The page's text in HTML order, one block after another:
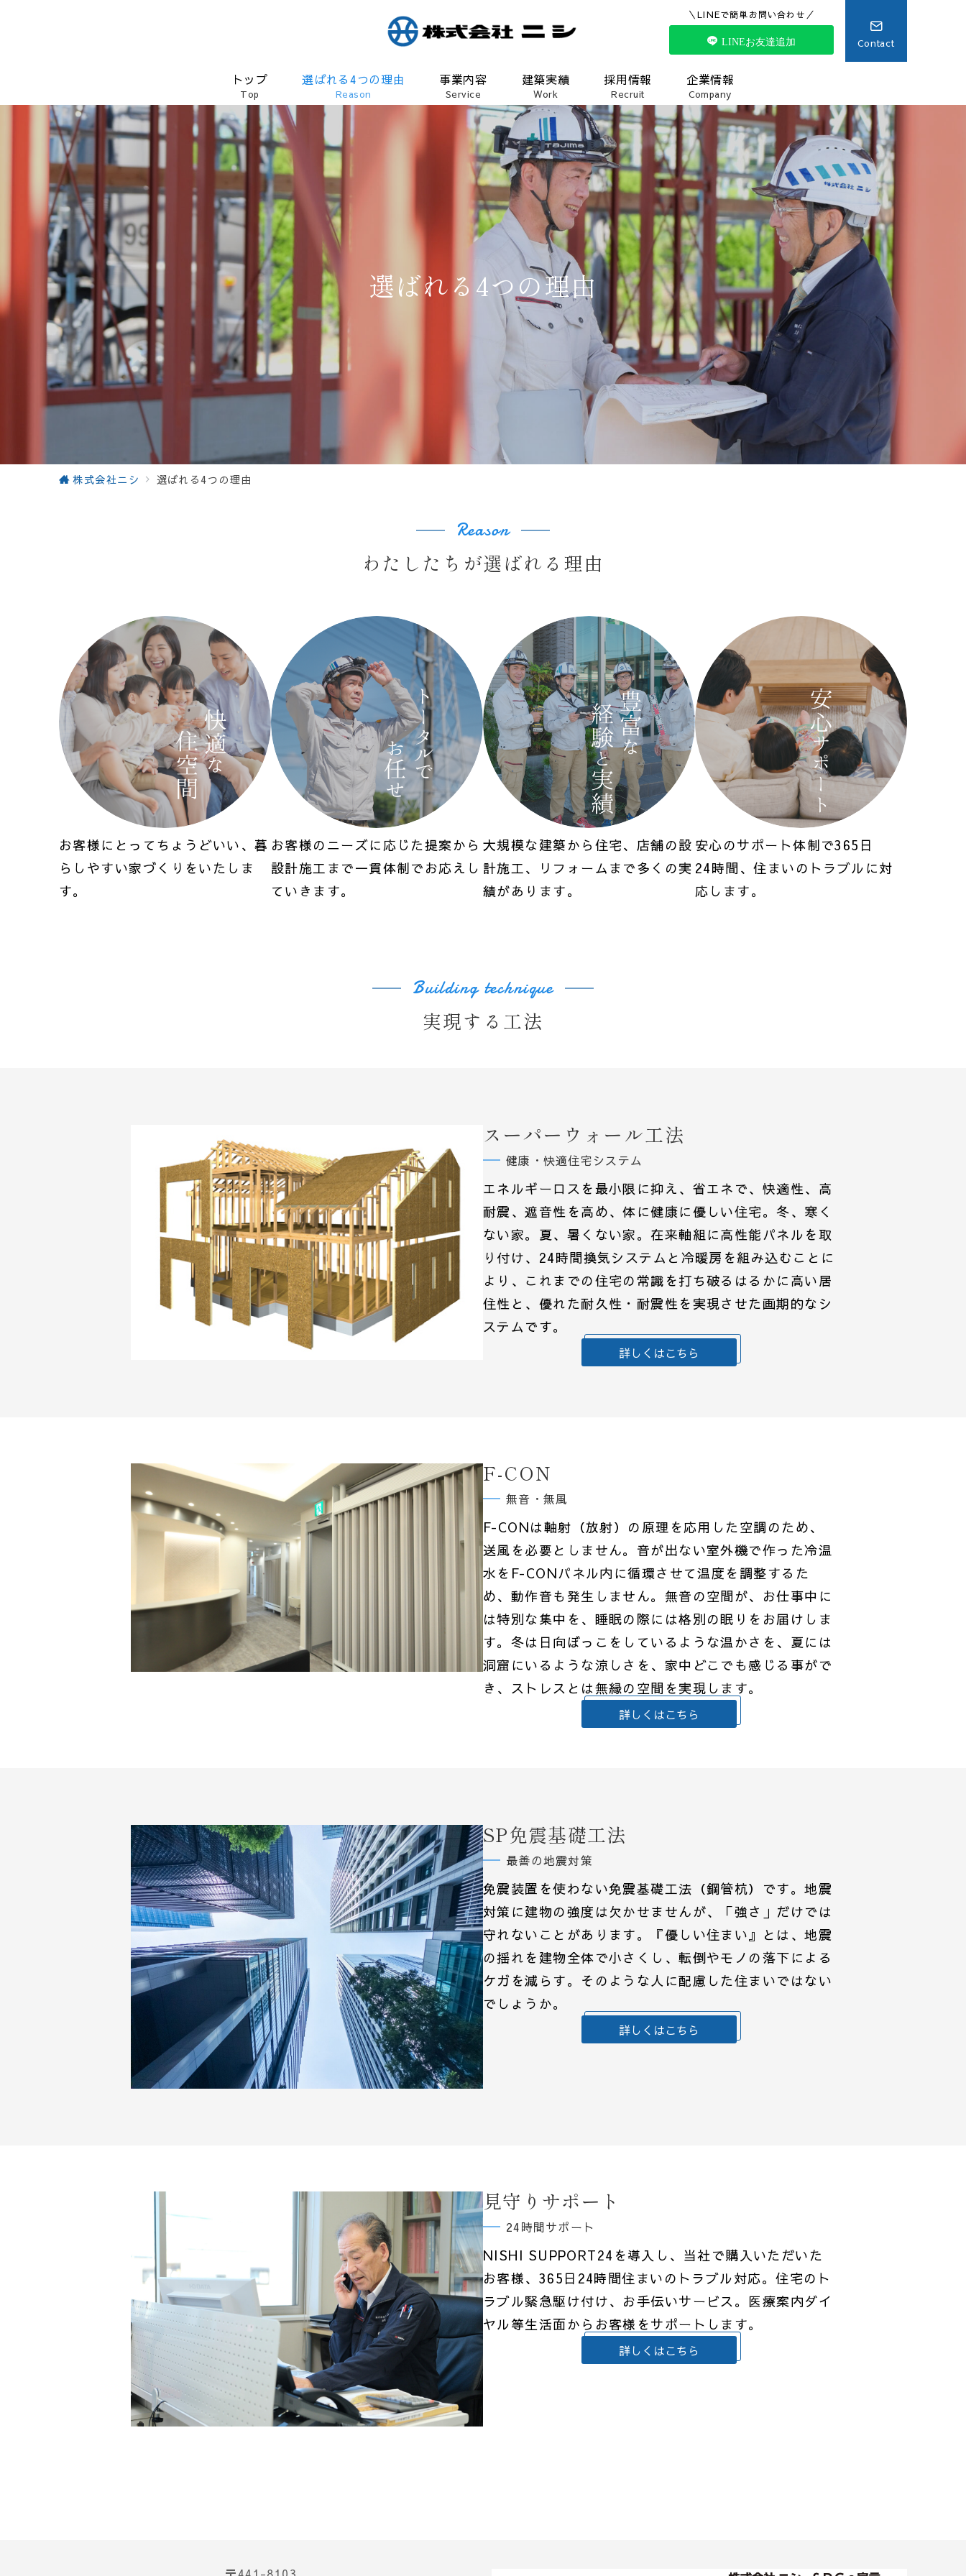
＼LINEで簡単お問い合わせ／
LINEお友達追加 Contact
トップ
Top
選ばれる4つの理由
Reason
事業内容
Service
建築実績
Work
採用情報
Recruit
企業情報
Company
選ばれる4つの理由
株式会社ニシ 選ばれる4つの理由
Reason
わたしたちが選ばれる理由
お客様にとってちょうどいい、暮
らしやすい家づくりをいたしま
す。
お客様のニーズに応じた提案から
設計施工まで一貫体制でお応えし
ていきます。
大規模な建築から住宅、店舗の設
計施工、リフォームまで多くの実
績があります。
安心のサポート体制で365日
24時間、住まいのトラブルに対
応します。
Building technique
実現する工法
スーパーウォール工法
健康・快適住宅システム
エネルギーロスを最小限に抑え、省エネで、快適性、高
耐震、遮音性を高め、体に健康に優しい住宅。冬、寒く
ない家。夏、暑くない家。在来軸組に高性能パネルを取
り付け、24時間換気システムと冷暖房を組み込むことに
より、これまでの住宅の常識を打ち破るはるかに高い居
住性と、優れた耐久性・耐震性を実現させた画期的なシ
ステムです。
詳しくはこちら
F-CON
無音・無風
F-CONは軸射（放射）の原理を応用した空調のため、
送風を必要としません。音が出ない室外機で作った冷温
水をF-CONパネル内に循環させて温度を調整するた
め、動作音も発生しません。無音の空間が、お仕事中に
は特別な集中を、睡眠の際には格別の眠りをお届けしま
す。冬は日向ぼっこをしているような温かさを、夏には
洞窟にいるような涼しさを、家中どこでも感じる事がで
き、ストレスとは無縁の空間を実現します。
詳しくはこちら
SP免震基礎工法
最善の地震対策
免震装置を使わない免震基礎工法（鋼管杭）です。地震
対策に建物の強度は欠かせませんが、「強さ」だけでは
守れないことがあります。『優しい住まい』とは、地震
の揺れを建物全体で小さくし、転倒やモノの落下による
ケガを減らす。そのような人に配慮した住まいではない
でしょうか。
詳しくはこちら
見守りサポート
24時間サポート
NISHI SUPPORT24を導入し、当社で購入いただいた
お客様、365日24時間住まいのトラブル対応。住宅のト
ラブル緊急駆け付け、お手伝いサービス。医療案内ダイ
ヤル等生活面からお客様をサポートします。
詳しくはこちら